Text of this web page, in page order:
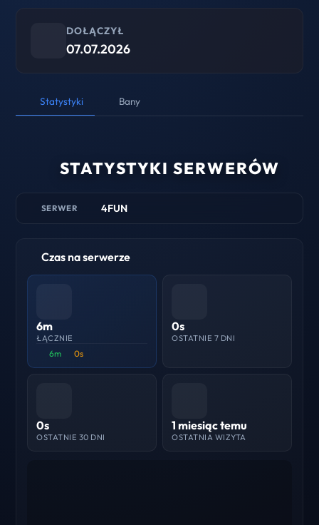
DOŁĄCZYŁ
07.07.2026
Statystyki Bany
STATYSTYKI SERWERÓW
SERWER 4FUN
Czas na serwerze
6m
ŁĄCZNIE
6m 0s
0s
OSTATNIE 7 DNI
0s
OSTATNIE 30 DNI
1 miesiąc temu
OSTATNIA WIZYTA